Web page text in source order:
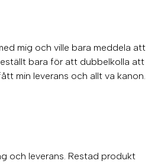
mig och ville bara meddela att
bara för att dubbelkolla att
min leverans och allt va kanon.
och leverans. Restad produkt